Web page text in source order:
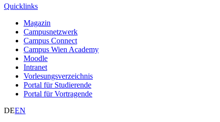
Quicklinks
Magazin
Campusnetzwerk
Campus Connect
Campus Wien Academy
Moodle
Intranet
Vorlesungsverzeichnis
Portal für Studierende
Portal für Vortragende
DEEN